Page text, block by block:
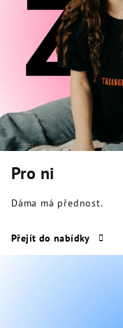
Pro ni
Dáma má přednost.
Přejít do nabídky